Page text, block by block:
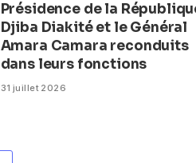
Présidence de la
Djiba Diakité et le Général
Amara Camara reconduits
dans leurs fonctions
31 juillet 2026